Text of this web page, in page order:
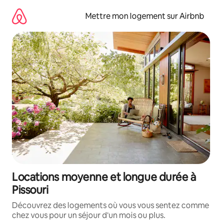
directement
contenu
Mettre mon logement sur Airbnb
Locations moyenne et longue durée à
Pissouri
Découvrez des logements où vous vous sentez comme
chez vous pour un séjour d'un mois ou plus.